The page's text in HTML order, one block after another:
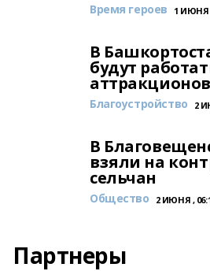
Время героев 1 ИЮНЯ
В
будут
аттракционов
Благоустройство 2
В
взяли на
сельчан
Общество 2 ИЮНЯ ,
Партнеры